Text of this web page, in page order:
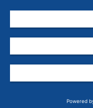
Powered